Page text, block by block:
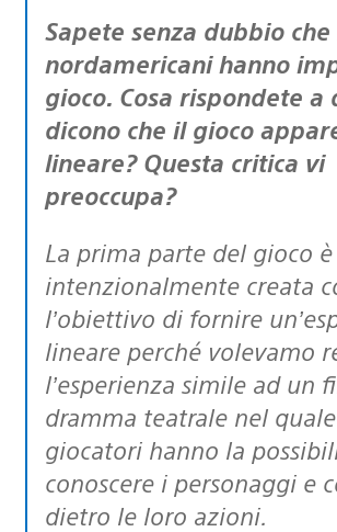
Sapete senza dubbio che molti
nordamericani hanno
gioco. Cosa rispondete a
dicono che il gioco
lineare? Questa critica vi
preoccupa?
La prima parte del gioco è stata
intenzionalmente creata
l’obiettivo di fornire
lineare perché volevamo
l’esperienza simile ad un
dramma teatrale nel
giocatori hanno la
conoscere i personaggi e
dietro le loro azioni.